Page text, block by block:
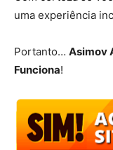
uma experiência
Portanto… Asimov
Funciona!